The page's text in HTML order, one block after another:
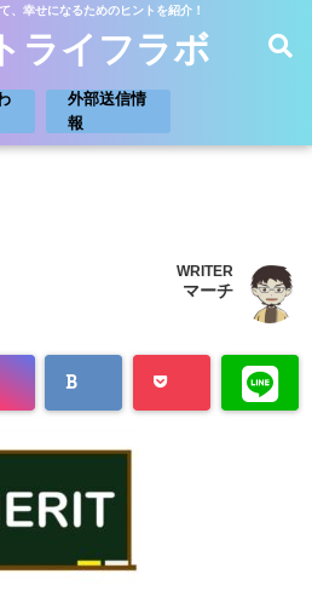
、幸せになるためのヒントを紹介！
ライフラボ
外部送信情
報
WRITER
マーチ